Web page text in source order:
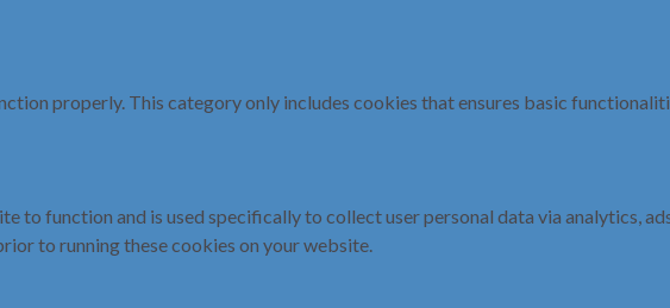
properly. This category only includes cookies that ensures basic
to function and is used specifically to collect user personal data via analytics,
to running these cookies on your website.